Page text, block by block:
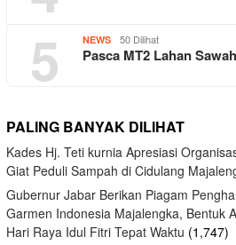
5 NEWS 50 Dilihat
Pasca MT2 Lahan
PALING BANYAK DILIHAT
Kades Hj. Teti kurnia Apresiasi
Giat Peduli Sampah di Cidulang
Gubernur Jabar Berikan Piagam
Garmen Indonesia Majalengka, Bentuk
Hari Raya Idul Fitri Tepat Waktu (1,747)